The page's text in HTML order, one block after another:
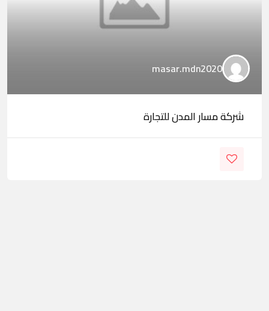
masar.mdn2020
شركة مسار المدن للتجارة